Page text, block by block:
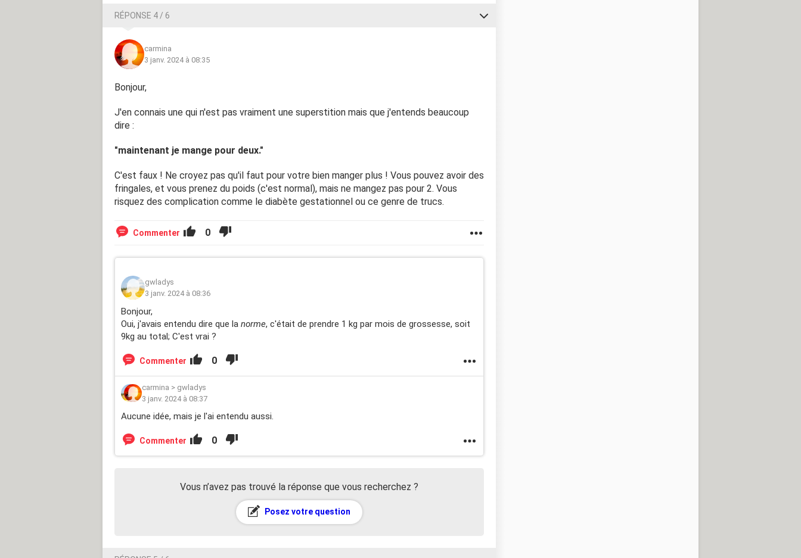
RÉPONSE 4 / 6
carmina
3 janv. 2024 à 08:35
Bonjour,
J'en connais une qui n'est pas vraiment une superstition mais que j'entends beaucoup
dire :
"maintenant je mange pour deux."
C'est faux ! Ne croyez pas qu'il faut pour votre bien manger plus ! Vous pouvez avoir des
fringales, et vous prenez du poids (c'est normal), mais ne mangez pas pour 2. Vous
risquez des complication comme le diabète gestationnel ou ce genre de trucs.
Commenter 0
gwladys
3 janv. 2024 à 08:36
Bonjour,
Oui, j'avais entendu dire que la norme, c'était de prendre 1 kg par mois de grossesse, soit
9kg au total; C'est vrai ?
Commenter 0
carmina > gwladys
3 janv. 2024 à 08:37
Aucune idée, mais je l'ai entendu aussi.
Commenter 0
Vous n’avez pas trouvé la réponse que vous recherchez ?
Posez votre question